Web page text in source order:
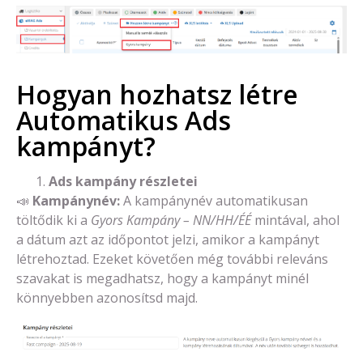
Hogyan hozhatsz létre
Automatikus Ads
kampányt?
Ads kampány részletei
📣 Kampánynév:A kampánynév automatikusan
töltődik ki a Gyors Kampány – NN/HH/ÉÉmintával, ahol
a dátum azt az időpontot jelzi, amikor a kampányt
létrehoztad. Ezeket követően még további releváns
szavakat is megadhatsz, hogy a kampányt minél
könnyebben azonosítsd majd.